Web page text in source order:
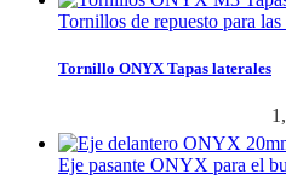
Tornillos de repuesto para las
Tornillo ONYX Tapas laterales
Eje pasante ONYX para el